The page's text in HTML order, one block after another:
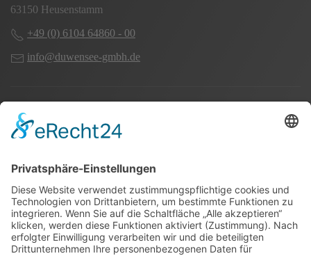
63150 Heusenstamm
+49 (0) 6104 64860 - 00
info@duwensee-gmbh.de
Spezialisten für:
Nahverkehr Transport Rhein-Main
UK-Transporte
Lagerlogistik